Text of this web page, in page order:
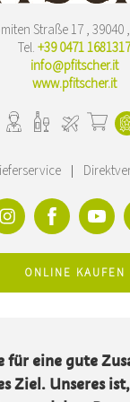
Straße 17 , 39040
Tel.+39 0471 1681317
info@pfitscher.it
www.pfitscher.it
ONLINE KAUFEN
für eine gute
Ziel. Unseres